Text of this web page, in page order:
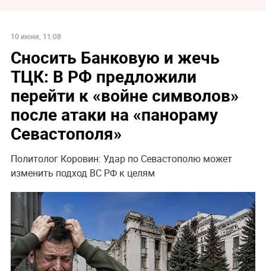
10 июня, 11:08
Сносить Банковую и жечь
ТЦК: В РФ предложили
перейти к «войне символов»
после атаки на «панораму
Севастополя»
Политолог Коровин: Удар по Севастополю может
изменить подход ВС РФ к целям